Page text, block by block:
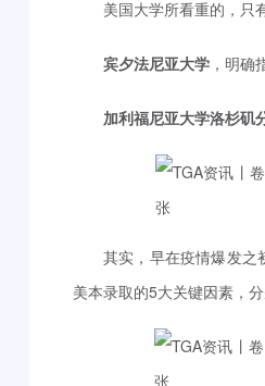
美国大学所看重的，只
宾夕法尼亚大学，明确
加利福尼亚大学洛杉矶
其实，早在疫情爆发之
美本录取的5大关键因素，分